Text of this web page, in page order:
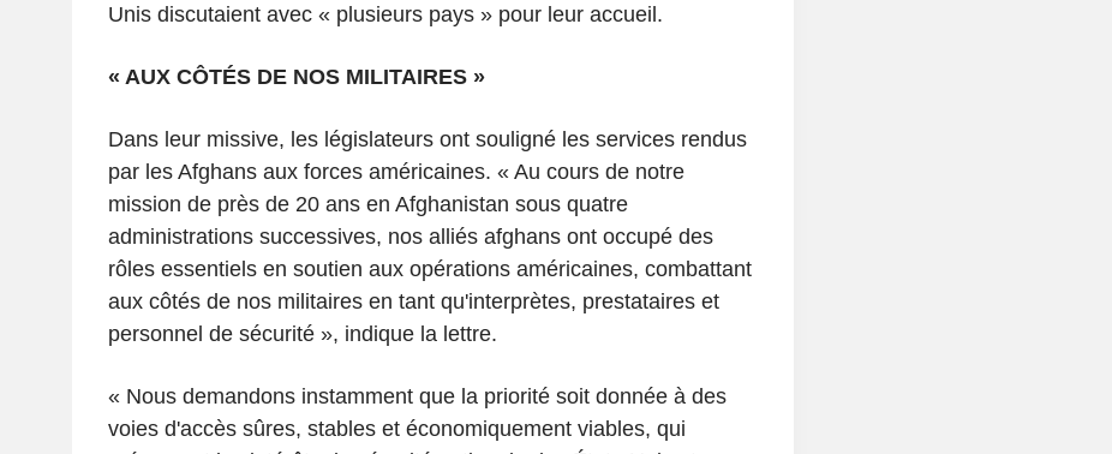
Unis discutaient avec « plusieurs pays » pour leur accueil.
« AUX CÔTÉS DE NOS MILITAIRES »
Dans leur missive, les législateurs ont souligné les services rendus
par les Afghans aux forces américaines. « Au cours de notre
mission de près de 20 ans en Afghanistan sous quatre
administrations successives, nos alliés afghans ont occupé des
rôles essentiels en soutien aux opérations américaines, combattant
aux côtés de nos militaires en tant qu'interprètes, prestataires et
personnel de sécurité », indique la lettre.
« Nous demandons instamment que la priorité soit donnée à des
voies d'accès sûres, stables et économiquement viables, qui